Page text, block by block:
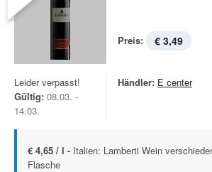
Preis: € 3,49
Leider verpasst!
Gültig: 08.03. -
14.03.
Händler: E center
€ 4,65 / l - Italien: Lamberti Wein
Flasche